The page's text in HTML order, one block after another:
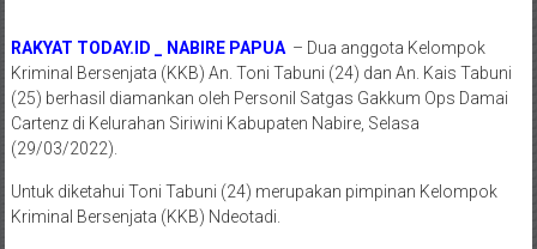
RAKYAT TODAY.ID _ NABIRE PAPUA– Dua anggota Kelompok
Kriminal Bersenjata (KKB) An. Toni Tabuni (24) dan An. Kais Tabuni
(25) berhasil diamankan oleh Personil Satgas Gakkum Ops Damai
Cartenz di Kelurahan Siriwini Kabupaten Nabire, Selasa
(29/03/2022).
Untuk diketahui Toni Tabuni (24) merupakan pimpinan Kelompok
Kriminal Bersenjata (KKB) Ndeotadi.